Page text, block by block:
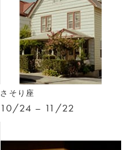
さそり座
10/24 – 11/22